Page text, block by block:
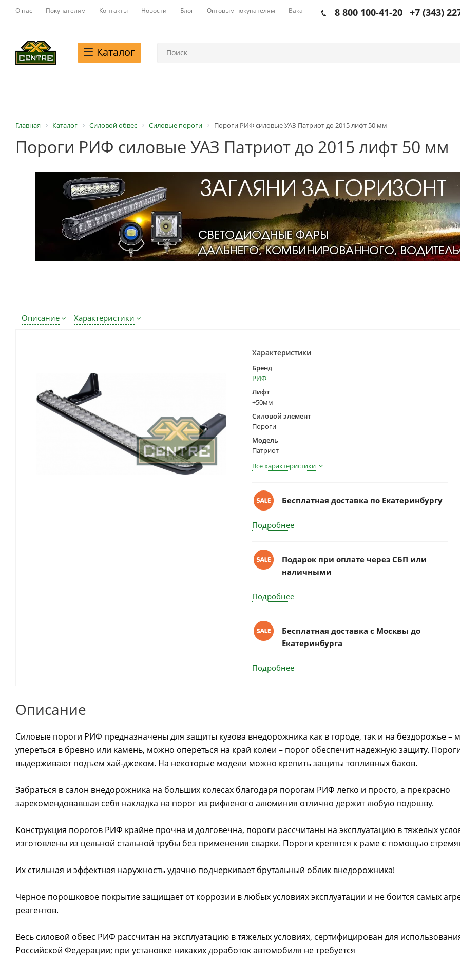
О нас Покупателям Контакты Новости Блог Оптовым покупателям Вакансии 8 800 100-41-20 +7 (343)
Каталог
Главная Каталог Силовой обвес Силовые пороги Пороги РИФ силовые УАЗ Патриот до 2015 лифт 50 мм
Пороги РИФ силовые УАЗ Патриот до 2015 лифт 50 мм
Описание Характеристики
Характеристики
Бренд
РИФ
Лифт
+50мм
Силовой элемент
Пороги
Модель
Патриот
Все характеристики
Бесплатная доставка по Екатеринбургу
Подробнее
Подарок при оплате через СБП или
наличными
Подробнее
Бесплатная доставка c Москвы до
Екатеринбурга
Подробнее
Описание
Силовые пороги РИФ предназначены для защиты кузова внедорожника как в городе, так и на бездорожье –
упереться в бревно или камень, можно опереться на край колеи – порог обеспечит надежную защиту.
выдерживают подъем хай-джеком. На некоторые модели можно крепить защиты топливных баков.
Забраться в салон внедорожника на больших колесах благодаря порогам РИФ легко и просто, а прекрасно
зарекомендовавшая себя накладка на порог из рифленого алюминия отлично держит любую подошву.
Конструкция порогов РИФ крайне прочна и долговечна, пороги рассчитаны на эксплуатацию в тяжелых
изготовлены из цельной стальной трубы без применения сварки. Пороги крепятся к раме с помощью
Их стильная и эффектная наружность удачно подчеркивает брутальный облик внедорожника!
Черное порошковое покрытие защищает от коррозии в любых условиях эксплуатации и не боится самых
реагентов.
Весь силовой обвес РИФ рассчитан на эксплуатацию в тяжелых условиях, сертифицирован для
Российской Федерации; при установке никаких доработок автомобиля не требуется